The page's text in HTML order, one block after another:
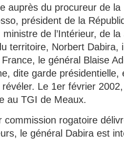
auprès du procureur de la
président de la
de l’Intérieur, de
territoire, Norbert Dabira,
le général Blaise
dite garde
révéler. Le 1er février
au TGI de Meaux.
commission rogatoire
le général Dabira est